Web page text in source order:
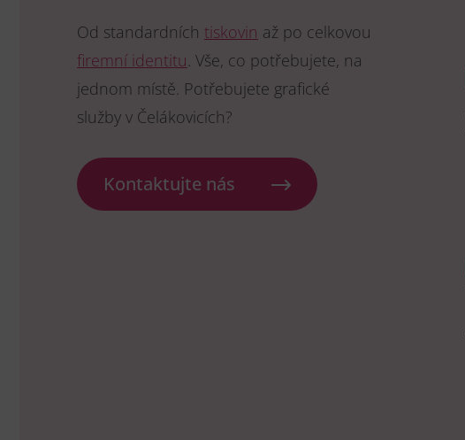
Od standardních tiskovin až po celkovou
firemní identitu. Vše, co potřebujete, na
jednom místě. Potřebujete grafické
služby v Čelákovicích?
Kontaktujte nás